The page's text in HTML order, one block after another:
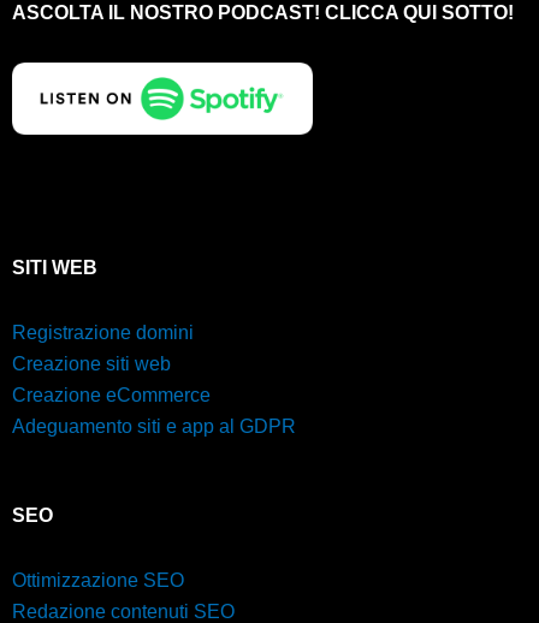
ASCOLTA IL NOSTRO PODCAST! CLICCA QUI SOTTO!
SITI WEB
Registrazione domini
Creazione siti web
Creazione eCommerce
Adeguamento siti e app al GDPR
SEO
Ottimizzazione SEO
Redazione contenuti SEO